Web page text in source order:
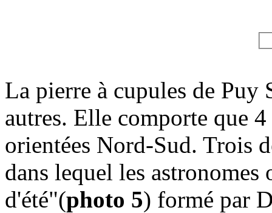
La pierre à cupules de Puy
autres. Elle comporte que
orientées Nord-Sud. Trois
dans lequel les
d'été"(photo 5) formé par